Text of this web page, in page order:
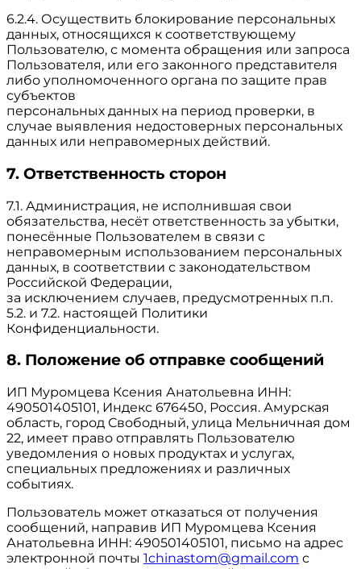
6.2.4. Осуществить блокирование персональных
данных, относящихся к соответствующему
Пользователю, с момента обращения или запроса
Пользователя, или его законного представителя
либо уполномоченного органа по защите прав
субъектов
персональных данных на период проверки, в
случае выявления недостоверных персональных
данных или неправомерных действий.
7. Ответственность сторон
7.1. Администрация, не исполнившая свои
обязательства, несёт ответственность за убытки,
понесённые Пользователем в связи с
неправомерным использованием персональных
данных, в соответствии с законодательством
Российской Федерации,
за исключением случаев, предусмотренных п.п.
5.2. и 7.2. настоящей Политики
Конфиденциальности.
8. Положение об отправке сообщений
ИП Муромцева Ксения Анатольевна ИНН:
490501405101, Индекс 676450, Россия. Амурская
область, город Свободный, улица Мельничная дом
22, имеет право отправлять Пользователю
уведомления о новых продуктах и услугах,
специальных предложениях и различных
событиях.
Пользователь может отказаться от получения
сообщений, направив ИП Муромцева Ксения
Анатольевна ИНН: 490501405101, письмо на адрес
электронной почты 1chinastom@gmail.com с